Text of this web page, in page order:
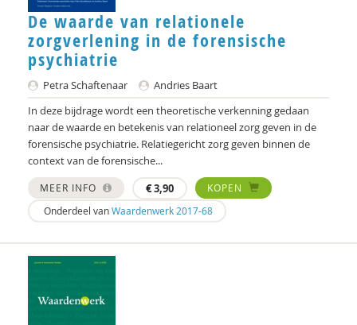
Dr. Katie-Lee Weille
Fons Klaase
Robin Knibbe
Niels Kosterman
Harry Kunneman
Wouter Kusters
Mark Leegsma
Dr. Marc de Leeuw
Interview met Daniel Strassberg
De waarde van relationele
zorgverlening in de forensische
psychiatrie
Petra Schaftenaar
Andries Baart
In deze bijdrage wordt een theoretische verkenning gedaan
naar de waarde en betekenis van relationeel zorg geven in de
forensische psychiatrie. Relatiegericht zorg geven binnen de
context van de forensische...
MEER INFO €3,90
KOPEN
Onderdeel vanWaardenwerk 2017-68